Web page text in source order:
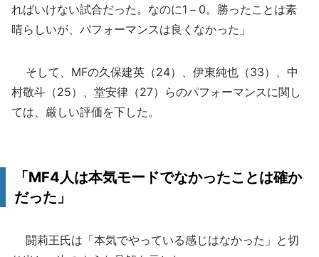
ればいけない試合だった。なのに1－0。勝ったことは素
晴らしいが、パフォーマンスは良くなかった」
そして、MFの久保建英（24）、伊東純也（33）、中
村敬斗（25）、堂安律（27）らのパフォーマンスに関し
ては、厳しい評価を下した。
「MF4人は本気モードでなかったことは確か
だった」
闘莉王氏は「本気でやっている感じはなかった」と切